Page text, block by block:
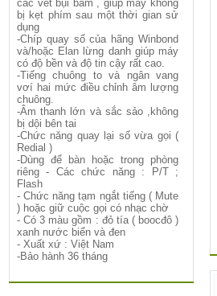
các vết bụi bám , giúp máy không
bị kẹt phím sau một thời gian sử
dụng
-Chíp quay số của hãng Winbond
và/hoặc Elan lừng danh giúp máy
có độ bền và độ tin cậy rất cao.
-Tiếng chuông to và ngân vang
vơí hai mức điều chỉnh âm lượng
chuông.
-Âm thanh lớn và sắc sảo ,không
bị dội bên tai
-Chức năng quay lại số vừa gọi (
Redial )
-Dùng để bàn hoặc trong phòng
riêng - Các chức năng : P/T ;
Flash
- Chức năng tạm ngắt tiếng ( Mute
) hoặc giữ cuộc gọi có nhạc chờ
- Có 3 màu gồm : đỏ tía ( boocđô )
xanh nước biển và đen
- Xuất xứ : Việt Nam
-Bảo hành 36 tháng